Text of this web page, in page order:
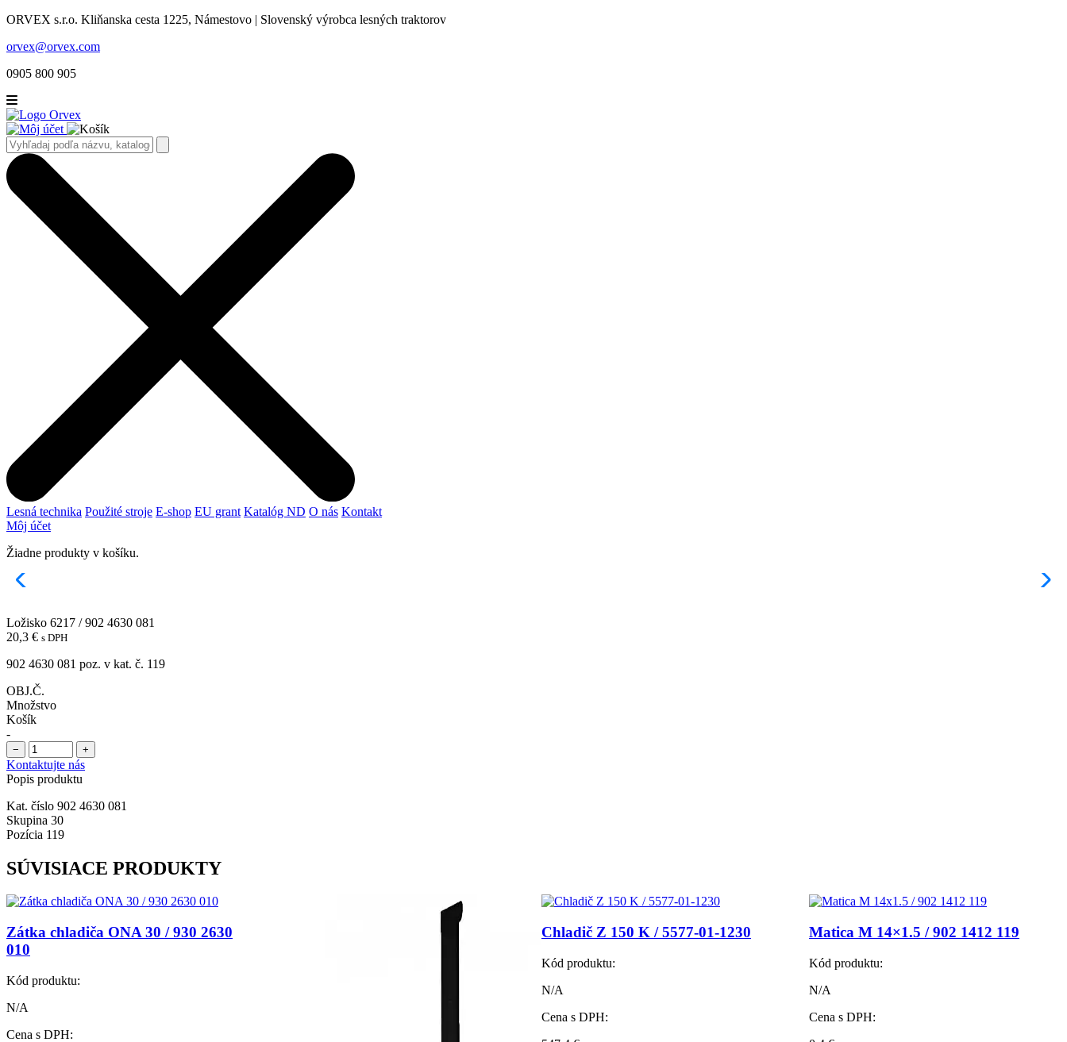
ORVEX s.r.o. Kliňanska cesta 1225, Námestovo | Slovenský výrobca lesných traktorov
orvex@orvex.com
0905 800 905
Lesná technika Použité stroje E-shop EU grant Katalóg ND O nás Kontakt
Môj účet
Žiadne produkty v košíku.
Ložisko 6217 / 902 4630 081
20,3 € s DPH
902 4630 081 poz. v kat. č. 119
OBJ.Č.
Množstvo
Košík
-
− +
Kontaktujte nás
Popis produktu
Kat. číslo 902 4630 081
Skupina 30
Pozícia 119
SÚVISIACE PRODUKTY
Zátka chladiča ONA 30 / 930 2630
010
Kód produktu:
N/A
Cena s DPH:
Chladič Z 150 K / 5577-01-1230
Kód produktu:
N/A
Cena s DPH:
Matica M 14×1.5 / 902 1412 119
Kód produktu:
N/A
Cena s DPH: